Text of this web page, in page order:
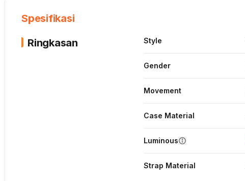
Spesifikasi
Ringkasan
Style
Gender
Movement
Case Material
Luminous
Strap Material